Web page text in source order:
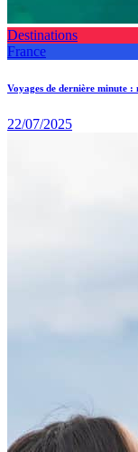
Destinations
France
Voyages de dernière minute
22/07/2025